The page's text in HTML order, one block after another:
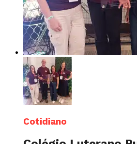
Cotidiano